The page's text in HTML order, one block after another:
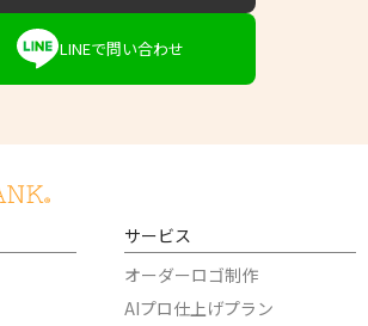
LINEで問い合わせ
サービス
オーダーロゴ制作
AIプロ仕上げプラン